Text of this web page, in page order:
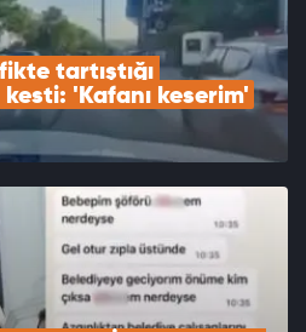
tartıştığı
'Kafanı keserim'